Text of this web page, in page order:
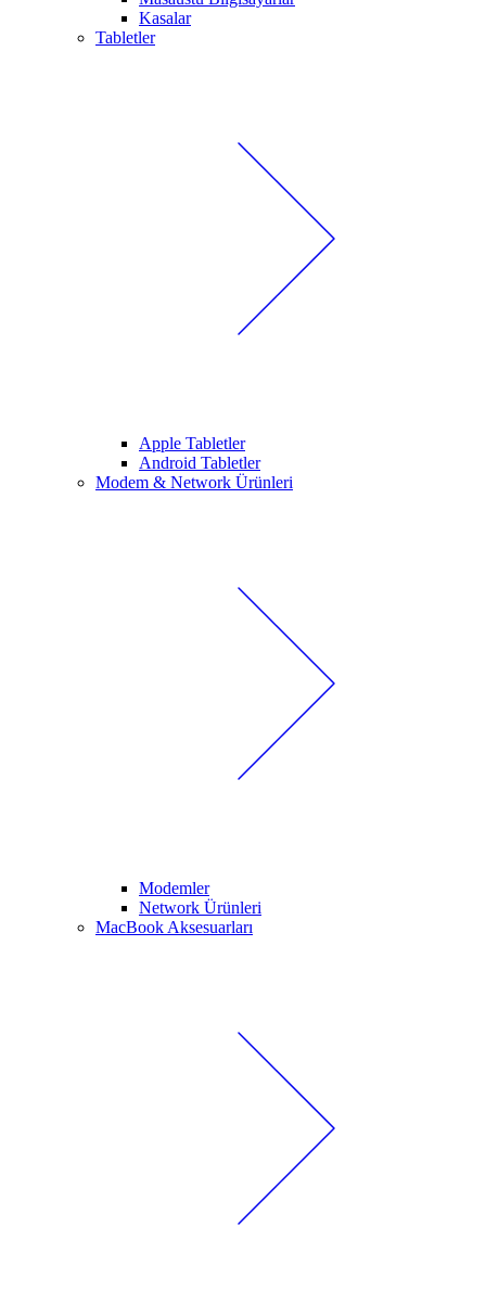
Kasalar
Tabletler
Apple Tabletler
Android Tabletler
Modem & Network Ürünleri
Modemler
Network Ürünleri
MacBook Aksesuarları